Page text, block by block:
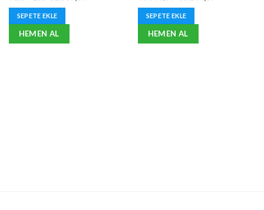
4.92oy
aldı
₺2.297,11.
SEPETE EKLE
HEMEN AL
4.92oy
aldı
₺6.380,86.
SEPETE EKLE
HEMEN AL